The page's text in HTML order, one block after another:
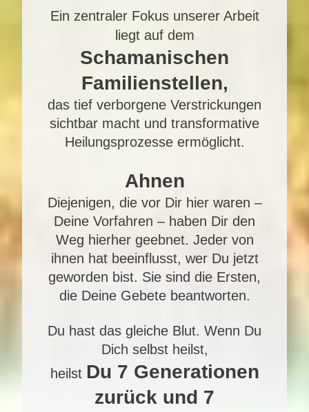
Ein zentraler Fokus unserer Arbeit
liegt auf dem
Schamanischen
Familienstellen,
das tief verborgene Verstrickungen
sichtbar macht und transformative
Heilungsprozesse ermöglicht.
Ahnen
Diejenigen, die vor Dir hier waren –
Deine Vorfahren – haben Dir den
Weg hierher geebnet. Jeder von
ihnen hat beeinflusst, wer Du jetzt
geworden bist. Sie sind die Ersten,
die Deine Gebete beantworten.
Du hast das gleiche Blut. Wenn Du
Dich selbst heilst,
heilst Du 7 Generationen
zurück und 7